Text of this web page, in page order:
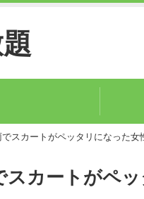
スカートがペッタリになった女
スカートがペ